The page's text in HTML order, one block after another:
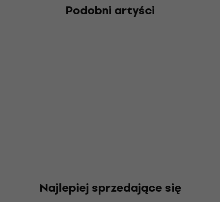
Podobni artyści
Najlepiej sprzedające się